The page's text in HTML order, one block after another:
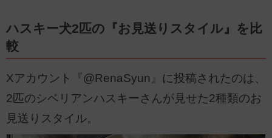
ハスキー犬2匹の『お見送りスタイル』を比
較
Xアカウント『@RenaSyun』に投稿されたのは、
2匹のシベリアンハスキーさんが見せた2種類のお
見送りスタイル。